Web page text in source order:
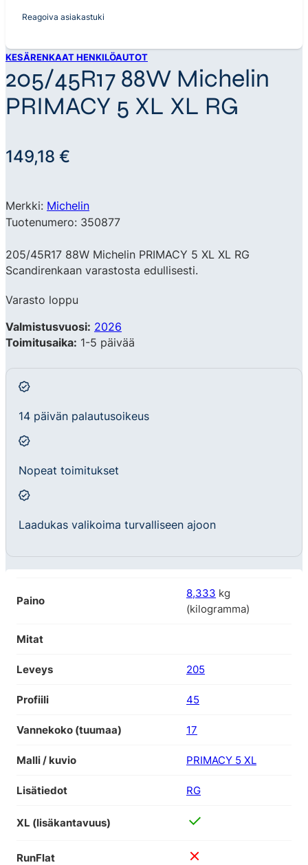
Reagoiva asiakastuki
KESÄRENKAAT HENKILÖAUTOT
205/45R17 88W Michelin
PRIMACY 5 XL XL RG
149,18 €
Merkki: Michelin
Tuotenumero: 350877
205/45R17 88W Michelin PRIMACY 5 XL XL RG
Scandirenkaan varastosta edullisesti.
Varasto loppu
Valmistusvuosi: 2026
Toimitusaika: 1-5 päivää
14 päivän palautusoikeus
Nopeat toimitukset
Laadukas valikoima turvalliseen ajoon
Paino
8,333 kg
(kilogramma)
Mitat
Leveys 205
Profiili 45
Vannekoko (tuumaa) 17
Malli / kuvio PRIMACY 5 XL
Lisätiedot RG
XL (lisäkantavuus)
RunFlat